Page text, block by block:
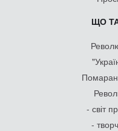
ЩО
- світ
-